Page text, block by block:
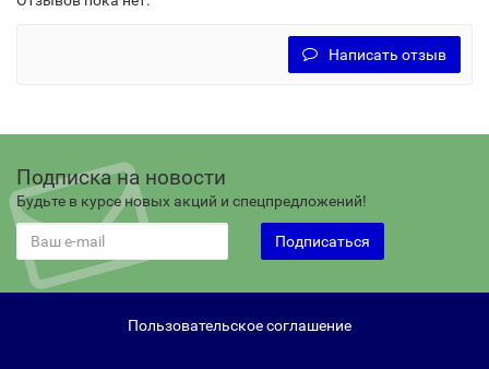
Написать отзыв
Подписка на новости
Будьте в курсе новых акций и спецпредложений!
Подписаться
Пользовательское соглашение